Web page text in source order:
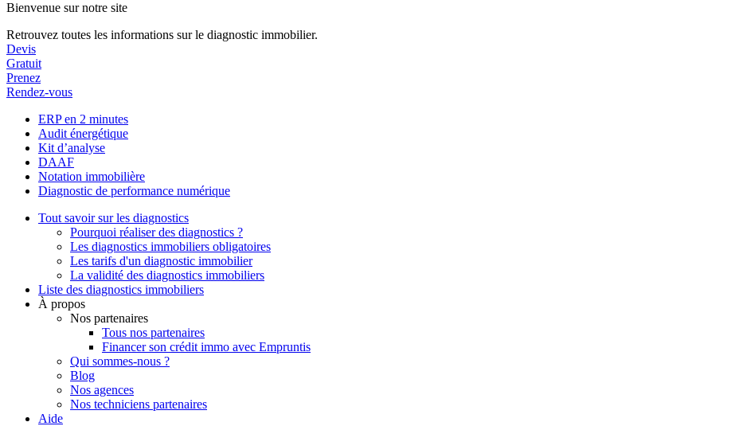
Bienvenue sur notre site
Retrouvez toutes les informations sur le diagnostic immobilier.
Devis
Gratuit
Prenez
Rendez-vous
ERP en 2 minutes
Audit énergétique
Kit d’analyse
DAAF
Notation immobilière
Diagnostic de performance numérique
Tout savoir sur les diagnostics
Pourquoi réaliser des diagnostics ?
Les diagnostics immobiliers obligatoires
Les tarifs d'un diagnostic immobilier
La validité des diagnostics immobiliers
Liste des diagnostics immobiliers
À propos
Nos partenaires
Tous nos partenaires
Financer son crédit immo avec Empruntis
Qui sommes-nous ?
Blog
Nos agences
Nos techniciens partenaires
Aide